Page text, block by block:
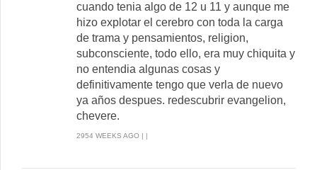
cuando tenia algo de 12 u 11 y aunque me
hizo explotar el cerebro con toda la carga
de trama y pensamientos, religion,
subconsciente, todo ello, era muy chiquita y
no entendia algunas cosas y
definitivamente tengo que verla de nuevo
ya años despues. redescubrir evangelion,
chevere.
2954 WEEKS AGO | |